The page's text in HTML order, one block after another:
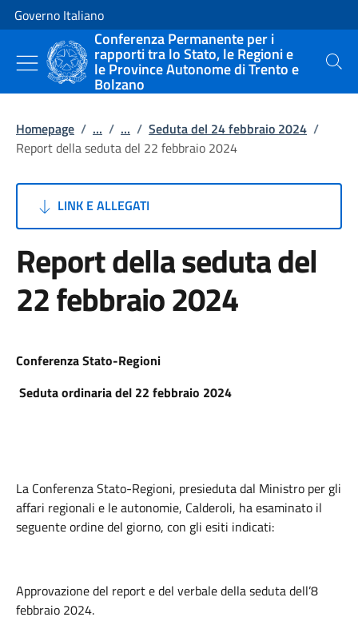
Vai al contenuto
Vai alla navigazione del sito
Governo Italiano
Conferenza Permanente per i
rapporti tra lo Stato, le Regioni e
le Province Autonome di Trento e
Bolzano
Cerca
Homepage / ... / ... / Seduta del 24 febbraio 2024 /
Report della seduta del 22 febbraio 2024
LINK E ALLEGATI
Report della seduta del
22 febbraio 2024
Conferenza Stato-Regioni
Seduta ordinaria del 22 febbraio 2024
La Conferenza Stato-Regioni, presieduta dal Ministro per gli
affari regionali e le autonomie, Calderoli, ha esaminato il
seguente ordine del giorno, con gli esiti indicati:
Approvazione del report e del verbale della seduta dell’8
febbraio 2024.